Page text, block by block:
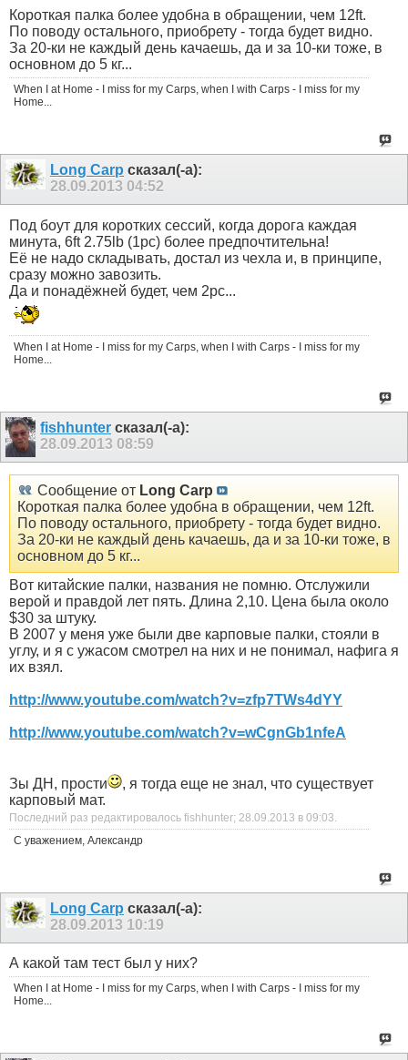
Короткая палка более удобна в обращении, чем 12ft.
По поводу остального, приобрету - тогда будет видно.
За 20-ки не каждый день качаешь, да и за 10-ки тоже, в
основном до 5 кг...
When I at Home - I miss for my Carps, when I with Carps - I miss for my
Home...
Long Carp сказал(-а):
28.09.2013 04:52
Под боут для коротких сессий, когда дорога каждая
минута, 6ft 2.75lb (1pc) более предпочтительна!
Её не надо складывать, достал из чехла и, в принципе,
сразу можно завозить.
Да и понадёжней будет, чем 2pc...
When I at Home - I miss for my Carps, when I with Carps - I miss for my
Home...
fishhunter сказал(-а):
28.09.2013 08:59
Сообщение от Long Carp
Короткая палка более удобна в обращении, чем 12ft.
По поводу остального, приобрету - тогда будет видно.
За 20-ки не каждый день качаешь, да и за 10-ки тоже, в
основном до 5 кг...
Вот китайские палки, названия не помню. Отслужили
верой и правдой лет пять. Длина 2,10. Цена была около
$30 за штуку.
В 2007 у меня уже были две карповые палки, стояли в
углу, и я с ужасом смотрел на них и не понимал, нафига я
их взял.
http://www.youtube.com/watch?v=zfp7TWs4dYY
http://www.youtube.com/watch?v=wCgnGb1nfeA
Зы ДН, прости
, я тогда еще не знал, что существует
карповый мат.
Последний раз редактировалось fishhunter; 28.09.2013 в 09:03.
С уважением, Александр
Long Carp сказал(-а):
28.09.2013 10:19
А какой там тест был у них?
When I at Home - I miss for my Carps, when I with Carps - I miss for my
Home...